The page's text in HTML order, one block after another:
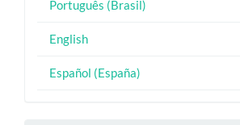
Português (Brasil)
English
Español (España)